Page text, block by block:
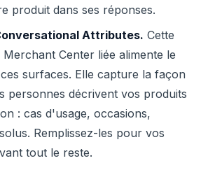
produit dans ses réponses.
Attributes. Cette
Center liée alimente le
surfaces. Elle capture la façon
personnes décrivent vos produits
: cas d'usage, occasions,
Remplissez-les pour vos
tout le reste.